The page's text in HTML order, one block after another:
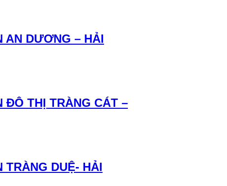
AN DƯƠNG – HẢI
ĐÔ THỊ TRÀNG CÁT –
TRÀNG DUỆ- HẢI